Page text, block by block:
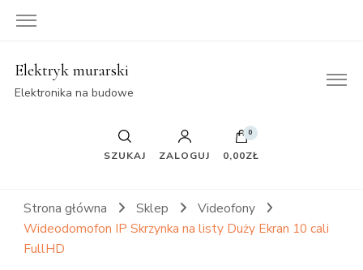
Elektryk murarski
Elektronika na budowe
SZUKAJ ZALOGUJ
0
0,00ZŁ
Strona główna Sklep
Videofony
Wideodomofon IP Skrzynka na listy Duży Ekran 10 cali
FullHD